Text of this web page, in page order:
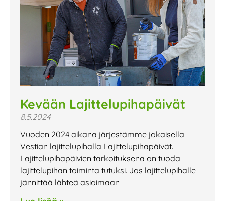
Kevään Lajittelupihapäivät
8.5.2024
Vuoden 2024 aikana järjestämme jokaisella
Vestian lajittelupihalla Lajittelupihapäivät.
Lajittelupihapäivien tarkoituksena on tuoda
lajittelupihan toiminta tutuksi. Jos lajittelupihalle
jännittää lähteä asioimaan